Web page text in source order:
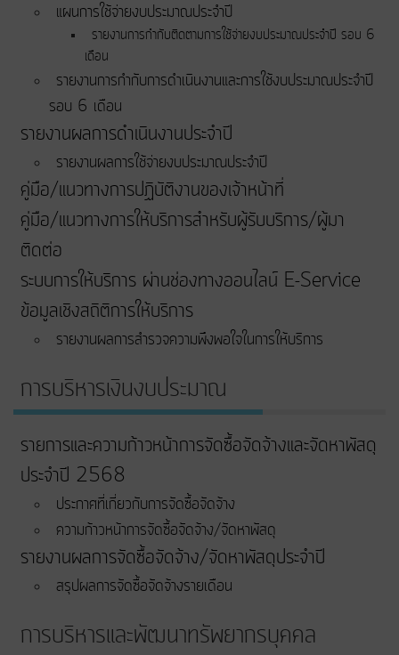
แผนการใช้จ่ายงบประมาณประจำปี
รายงานการกำกับติดตามการใช้จ่ายงบประมาณประจำปี รอบ 6
เดือน
รายงานการกำกับการดำเนินงานและการใช้งบประมาณประจำปี
รอบ 6 เดือน
รายงานผลการดำเนินงานประจำปี
รายงานผลการใช้จ่ายงบประมาณประจำปี
คู่มือ/แนวทางการปฏิบัติงานของเจ้าหน้าที่
คู่มือ/แนวทางการให้บริการสำหรับผู้รับบริการ/ผู้มา
ติดต่อ
ระบบการให้บริการ ผ่านช่องทางออนไลน์ E-Service
ข้อมูลเชิงสถิติการให้บริการ
รายงานผลการสำรวจความพึงพอใจในการให้บริการ
การบริหารเงินงบประมาณ
รายการและความก้าวหน้าการจัดซื้อจัดจ้างและจัดหาพัสดุ
ประจำปี 2568
ประกาศที่เกี่ยวกับการจัดซื้อจัดจ้าง
ความก้าวหน้าการจัดซื้อจัดจ้าง/จัดหาพัสดุ
รายงานผลการจัดซื้อจัดจ้าง/จัดหาพัสดุประจำปี
สรุปผลการจัดซื้อจัดจ้างรายเดือน
การบริหารและพัฒนาทรัพยากรบุคคล